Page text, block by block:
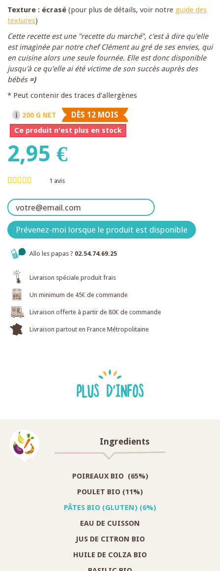
Texture : écrasé (pour plus de détails, voir notre guide des
textures)
Cette recette est une "recette du marché", c'est à dire qu'elle
est imaginée par notre chef Clément au gré de ses envies, qui
en cuisine alors une seule fournée. Elle est donc disponible
jusqu'à ce qu'elle ai été victime de son succès auprès des
bébés =)
* Peut contenir des traces d'allergènes
200 G NET DÈS 12 MOIS
Ce produit n'est plus en stock
2,95 €
1 avis
Prévenez-moi lorsque le produit est disponible
Allo les papas ? 02.54.74.69.25
Livraison spéciale produit frais
Un minimum de 45€ de commande
Livraison offerte à partir de 80€ de commande
Livraison partout en France Métropolitaine
PLUS D'INFOS
Ingredients
POIREAUX BIO (65%)
POULET BIO (11%)
PÂTES BIO (GLUTEN) (6%)
EAU DE CUISSON
JUS DE CITRON BIO
HUILE DE COLZA BIO